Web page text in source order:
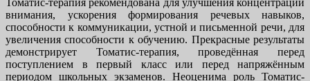
Томатис-терапия рекомендована для улучшения концентрации
внимания, ускорения формирования речевых навыков,
способности к коммуникации, устной и письменной речи, для
увеличения способности к обучению. Прекрасные результаты
демонстрирует Томатис-терапия, проведённая перед
поступлением в первый класс или перед напряжённым
периодом школьных экзаменов. Неоценима роль Томатис-